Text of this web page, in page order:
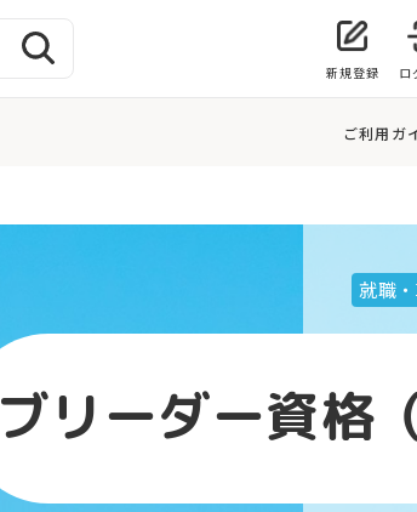
新規登録 ロ
ご利用ガ
就職
ブリーダー資格